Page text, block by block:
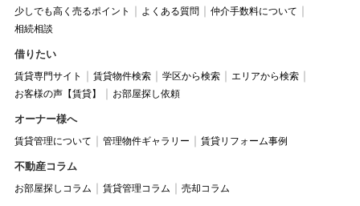
少しでも高く売るポイント
よくある質問
仲介手数料について
相続相談
借りたい
賃貸専門サイト 賃貸物件検索 学区から検索
エリアから検索
お客様の声【賃貸】
お部屋探し依頼
オーナー様へ
賃貸管理について 管理物件ギャラリー 賃貸リフォーム事例
不動産コラム
お部屋探しコラム 賃貸管理コラム 売却コラム